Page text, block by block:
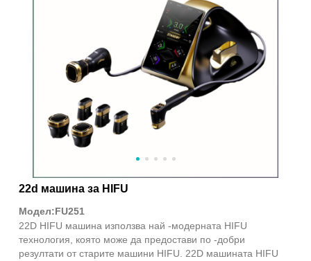
22d машина за HIFU
Модел:FU251
22D HIFU машина използва най -модерната HIFU
технология, която може да предостави по -добри
резултати от старите машини HIFU. 22D машината HIFU